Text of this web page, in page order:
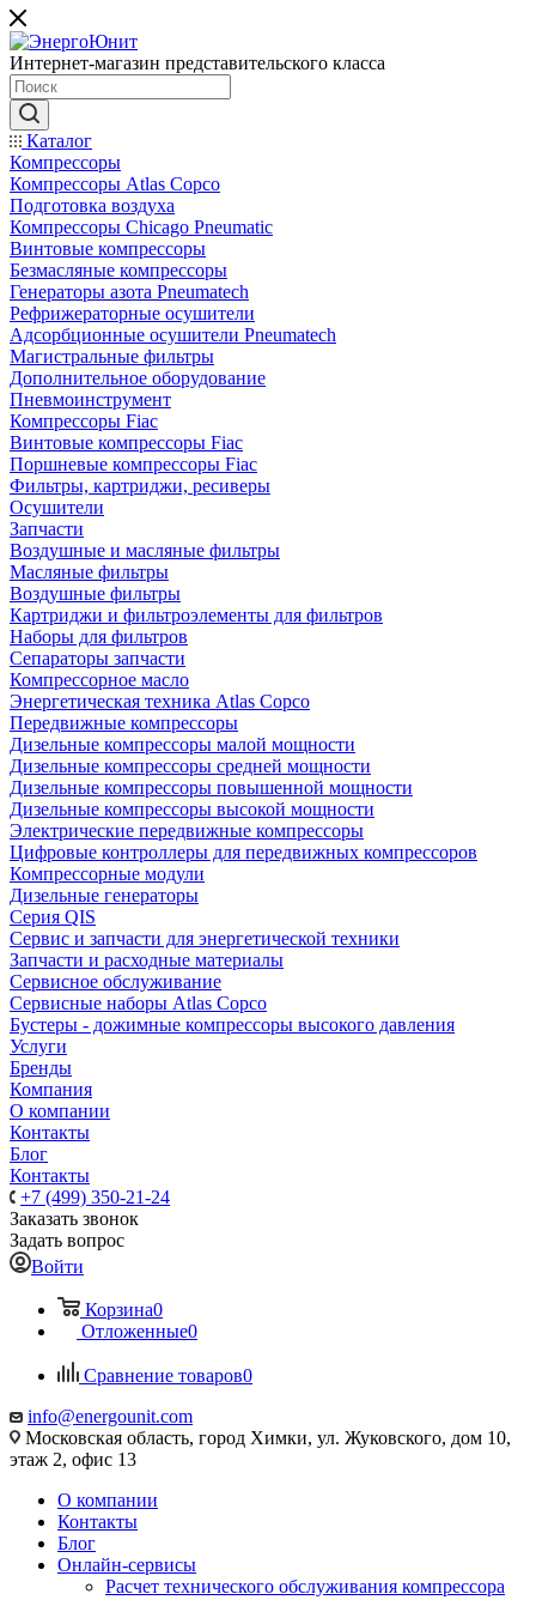
Интернет-магазин представительского класса
Каталог
Компрессоры
Компрессоры Atlas Copco
Подготовка воздуха
Компрессоры Chicago Pneumatic
Винтовые компрессоры
Безмасляные компрессоры
Генераторы азота Pneumatech
Рефрижераторные осушители
Адсорбционные осушители Pneumatech
Магистральные фильтры
Дополнительное оборудование
Пневмоинструмент
Компрессоры Fiac
Винтовые компрессоры Fiac
Поршневые компрессоры Fiac
Фильтры, картриджи, ресиверы
Осушители
Запчасти
Воздушные и масляные фильтры
Масляные фильтры
Воздушные фильтры
Картриджи и фильтроэлементы для фильтров
Наборы для фильтров
Сепараторы запчасти
Компрессорное масло
Энергетическая техника Atlas Copco
Передвижные компрессоры
Дизельные компрессоры малой мощности
Дизельные компрессоры средней мощности
Дизельные компрессоры повышенной мощности
Дизельные компрессоры высокой мощности
Электрические передвижные компрессоры
Цифровые контроллеры для передвижных компрессоров
Компрессорные модули
Дизельные генераторы
Серия QIS
Сервис и запчасти для энергетической техники
Запчасти и расходные материалы
Сервисное обслуживание
Сервисные наборы Atlas Copco
Бустеры - дожимные компрессоры высокого давления
Услуги
Бренды
Компания
О компании
Контакты
Блог
Контакты
+7 (499) 350-21-24
Заказать звонок
Задать вопрос
Войти
Корзина0
Отложенные0
Сравнение товаров0
info@energounit.com
Московская область, город Химки, ул. Жуковского, дом 10,
этаж 2, офис 13
О компании
Контакты
Блог
Онлайн-сервисы
Расчет технического обслуживания компрессора